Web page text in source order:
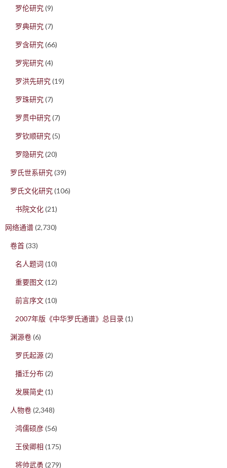
罗伦研究(9)
罗典研究(7)
罗含研究(66)
罗宪研究(4)
罗洪先研究(19)
罗珠研究(7)
罗贯中研究(7)
罗钦顺研究(5)
罗隐研究(20)
罗氏世系研究(39)
罗氏文化研究(106)
书院文化(21)
网络通谱(2,730)
卷首(33)
名人题词 (10)
重要图文(12)
前言序文(10)
2007年版《中华罗氏通谱》总目录(1)
渊源卷(6)
罗氏起源(2)
播迁分布(2)
发展简史 (1)
人物卷(2,348)
鸿儒硕彦(56)
王侯卿相 (175)
将帅武勇 (279)